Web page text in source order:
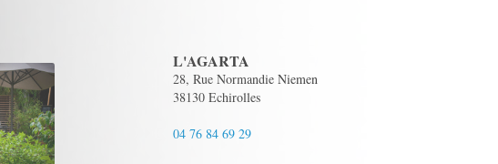
L'AGARTA
28, Rue Normandie Niemen
38130 Echirolles
04 76 84 69 29